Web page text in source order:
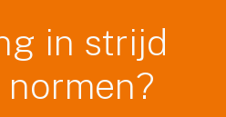
in strijd